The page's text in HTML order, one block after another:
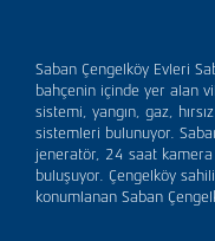
Saban Çengelköy Evleri
bahçenin içinde yer alan
sistemi, yangın, gaz,
sistemleri bulunuyor.
jeneratör, 24 saat
buluşuyor. Çengelköy
konumlanan Saban